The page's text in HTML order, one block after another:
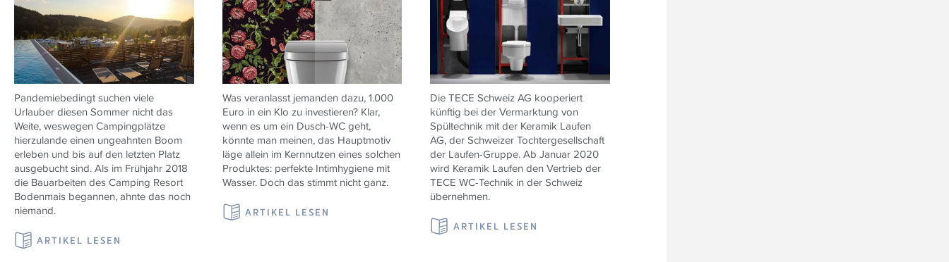
Pandemiebedingt suchen viele
Urlauber diesen Sommer nicht das
Weite, weswegen Campingplätze
hierzulande einen ungeahnten Boom
erleben und bis auf den letzten Platz
ausgebucht sind. Als im Frühjahr 2018
die Bauarbeiten des Camping Resort
Bodenmais begannen, ahnte das noch
niemand.
ARTIKEL LESEN
Was veranlasst jemanden dazu, 1.000
Euro in ein Klo zu investieren? Klar,
wenn es um ein Dusch-WC geht,
könnte man meinen, das Hauptmotiv
läge allein im Kernnutzen eines solchen
Produktes: perfekte Intimhygiene mit
Wasser. Doch das stimmt nicht ganz.
ARTIKEL LESEN
Die TECE Schweiz AG kooperiert
künftig bei der Vermarktung von
Spültechnik mit der Keramik Laufen
AG, der Schweizer Tochtergesellschaft
der Laufen-Gruppe. Ab Januar 2020
wird Keramik Laufen den Vertrieb der
TECE WC-Technik in der Schweiz
übernehmen.
ARTIKEL LESEN